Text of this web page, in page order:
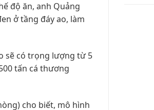
độ ăn, anh Quảng
ở tầng đáy ao, làm
sẽ có trọng lượng từ 5
tấn cá thương
cho biết, mô hình